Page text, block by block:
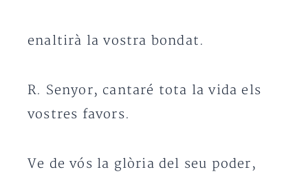
enaltirà la vostra bondat.
R. Senyor, cantaré tota la vida els
vostres favors.
Ve de vós la glòria del seu poder,